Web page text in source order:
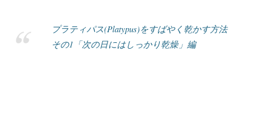
プラティパス(Platypus)をすばやく乾かす方法
その1「次の日にはしっかり乾燥」編